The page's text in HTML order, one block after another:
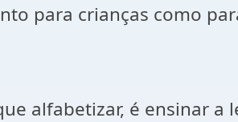
para crianças como
alfabetizar, é ensinar